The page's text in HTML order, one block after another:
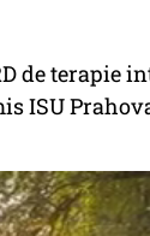
de terapie
ISU